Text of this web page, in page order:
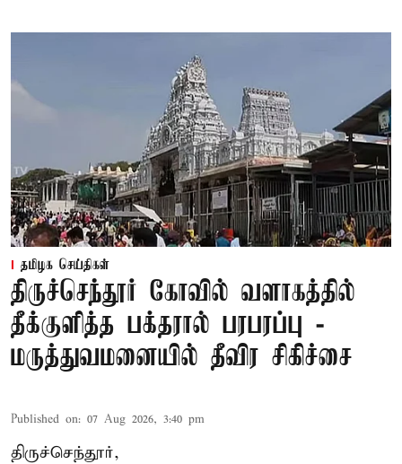
தமிழக செய்திகள்
திருச்செந்தூர் கோவில் வளாகத்தில்
தீக்குளித்த பக்தரால் பரபரப்பு -
மருத்துவமனையில் தீவிர சிகிச்சை
Published on: 07 Aug 2026, 3:40 pm
திருச்செந்தூர்,